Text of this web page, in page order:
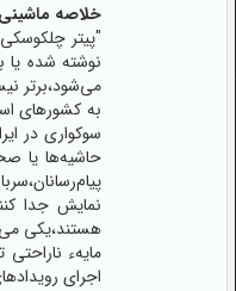
خلاصه
"پیتر
نوشته شده یا
می‌شود،برتر
به کشورهای‌
سوکواری در
حاشیه‌ها یا
نمایش جدا
هستند،یکی
مایهء
اجرای‌